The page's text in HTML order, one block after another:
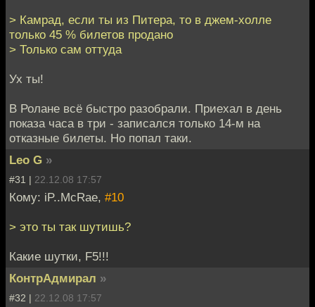
> Камрад, если ты из Питера, то в джем-холле
только 45 % билетов продано
> Только сам оттуда
Ух ты!
В Ролане всё быстро разобрали. Приехал в день
показа часа в три - записался только 14-м на
отказные билеты. Но попал таки.
Leo G »
#31 | 22.12.08 17:57
Кому: iP..McRae, #10
> это ты так шутишь?
Какие шутки, F5!!!
КонтрАдмирал »
#32 | 22.12.08 17:57